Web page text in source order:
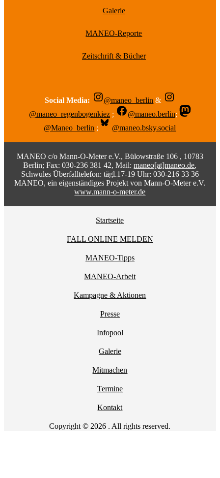
Galerie
MANEO-Reporte
Zeitschrift & Bücher
Social Media: @maneo_berlin &
@maneo_regenbogenkiez ; @maneo.berlin;
@Maneo_berlin ; @maneo.bsky.social
MANEO c/o Mann-O-Meter e.V., Bülowstraße 106 , 10783
Berlin; Fax: 030-236 381 42, Mail:maneo[at]maneo.de,
Schwules Überfalltelefon: tägl.17-19 Uhr: 030-216 33 36
MANEO, ein eigenständiges Projekt von Mann-O-Meter e.V.
www.mann-o-meter.de
Startseite
FALL ONLINE MELDEN
MANEO-Tipps
MANEO-Arbeit
Kampagne & Aktionen
Presse
Infopool
Galerie
Mitmachen
Termine
Kontakt
Copyright © 2026 . All rights reserved.